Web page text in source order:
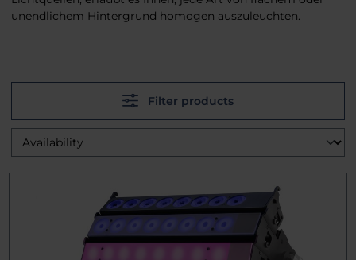
unendlichem Hintergrund homogen auszuleuchten.
Filter products